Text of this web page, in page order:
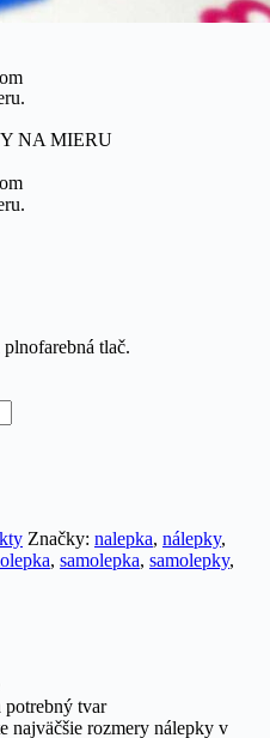
tlač.
Značky: nalepka, nálepky,
, samolepka, samolepky,
potrebný tvar
najväčšie rozmery nálepky v